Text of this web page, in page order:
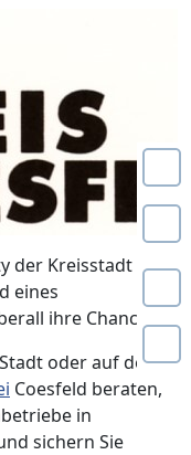
der Kreisstadt oder
eines
ihre Chance.
oder auf dem
Coesfeld beraten,
in
sichern Sie